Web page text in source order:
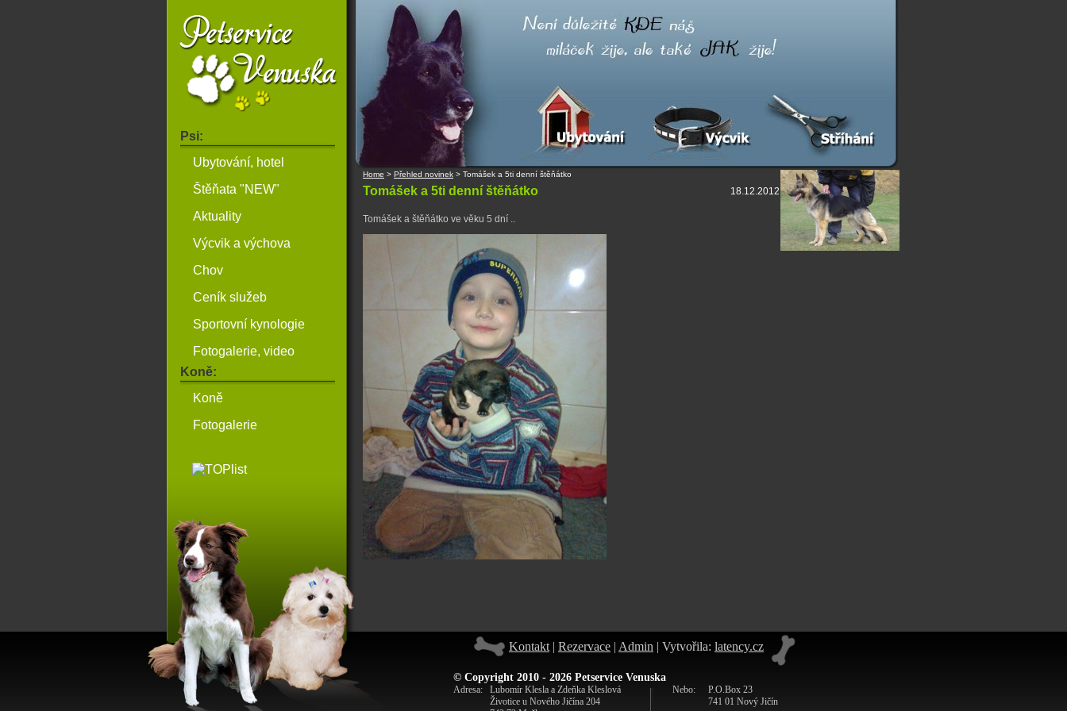
Psi:
Ubytování, hotel
Štěňata "NEW"
Aktuality
Výcvik a výchova
Chov
Ceník služeb
Sportovní kynologie
Fotogalerie, video
Koně:
Koně
Fotogalerie
Home > Přehled novinek > Tomášek a 5ti denní štěňátko
Tomášek a 5ti denní štěňátko 18.12.2012
Tomášek a štěňátko ve věku 5 dní ..
Kontakt | Rezervace | Admin | Vytvořila: latency.cz
© Copyright 2010 - 2026 Petservice Venuska
Adresa: Lubomír Klesla a Zdeňka Kleslová Nebo:
P.O.Box 23
Životice u Nového Jičína 204
741 01 Nový Jičín